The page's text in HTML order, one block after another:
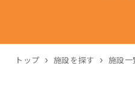
トップ 施設を探す 施設一